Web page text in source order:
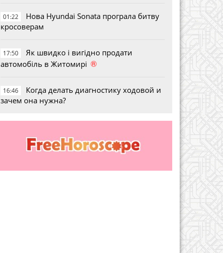
01:22
Нова Hyundai Sonata програла битву
кросоверам
17:50
Як швидко і вигідно продати
автомобіль в Житомирі ®
16:46
Когда делать диагностику ходовой и
зачем она нужна?